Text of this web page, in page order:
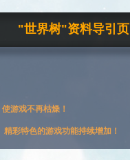
"世界树"资料导引页
游戏不再枯燥！
精彩特色的游戏功能持续增加！